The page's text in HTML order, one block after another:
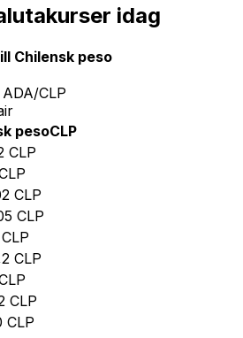
idag
Chilensk peso
CLP
pesoCLP
CLP
CLP
CLP
CLP
CLP
CLP
CLP